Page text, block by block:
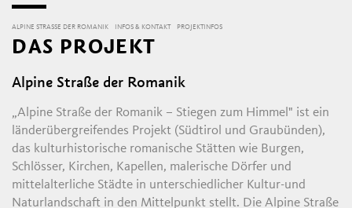
ALPINE STRASSE DER ROMANIK INFOS & KONTAKT PROJEKTINFOS
DAS PROJEKT
Alpine Straße der Romanik
„Alpine Straße der Romanik – Stiegen zum Himmel" ist ein
länderübergreifendes Projekt (Südtirol und Graubünden),
das kulturhistorische romanische Stätten wie Burgen,
Schlösser, Kirchen, Kapellen, malerische Dörfer und
mittelalterliche Städte in unterschiedlicher Kultur-und
Naturlandschaft in den Mittelpunkt stellt. Die Alpine Straße